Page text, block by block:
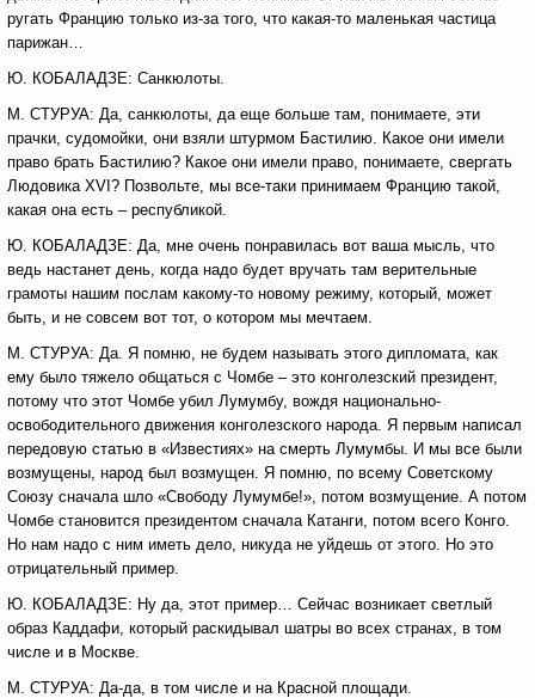
ругать Францию только из-за того, что какая-то маленькая частица
парижан…
Ю. КОБАЛАДЗЕ: Санкюлоты.
М. СТУРУА: Да, санкюлоты, да еще больше там, понимаете, эти
прачки, судомойки, они взяли штурмом Бастилию. Какое они имели
право брать Бастилию? Какое они имели право, понимаете, свергать
Людовика XVI? Позвольте, мы все-таки принимаем Францию такой,
какая она есть – республикой.
Ю. КОБАЛАДЗЕ: Да, мне очень понравилась вот ваша мысль, что
ведь настанет день, когда надо будет вручать там верительные
грамоты нашим послам какому-то новому режиму, который, может
быть, и не совсем вот тот, о котором мы мечтаем.
М. СТУРУА: Да. Я помню, не будем называть этого дипломата, как
ему было тяжело общаться с Чомбе – это конголезский президент,
потому что этот Чомбе убил Лумумбу, вождя национально-
освободительного движения конголезского народа. Я первым написал
передовую статью в «Известиях» на смерть Лумумбы. И мы все были
возмущены, народ был возмущен. Я помню, по всему Советскому
Союзу сначала шло «Свободу Лумумбе!», потом возмущение. А потом
Чомбе становится президентом сначала Катанги, потом всего Конго.
Но нам надо с ним иметь дело, никуда не уйдешь от этого. Но это
отрицательный пример.
Ю. КОБАЛАДЗЕ: Ну да, этот пример… Сейчас возникает светлый
образ Каддафи, который раскидывал шатры во всех странах, в том
числе и в Москве.
М. СТУРУА: Да-да, в том числе и на Красной площади.